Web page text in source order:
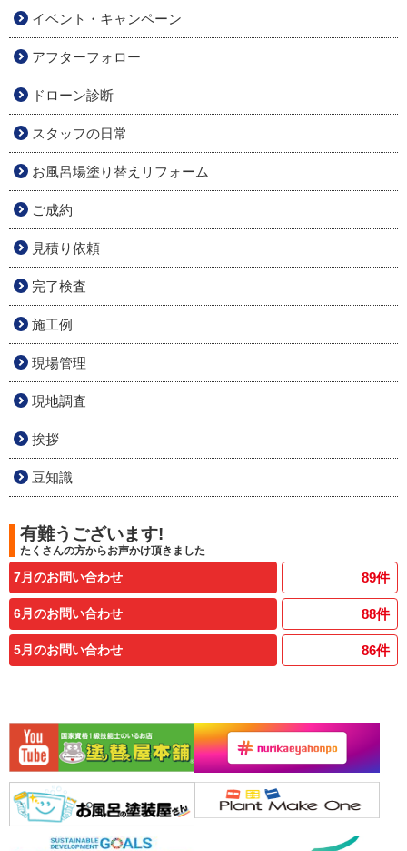
イベント・キャンペーン
アフターフォロー
ドローン診断
スタッフの日常
お風呂場塗り替えリフォーム
ご成約
見積り依頼
完了検査
施工例
現場管理
現地調査
挨拶
豆知識
有難うございます!
たくさんの方からお声かけ頂きました
7月のお問い合わせ 89件
6月のお問い合わせ 88件
5月のお問い合わせ 86件